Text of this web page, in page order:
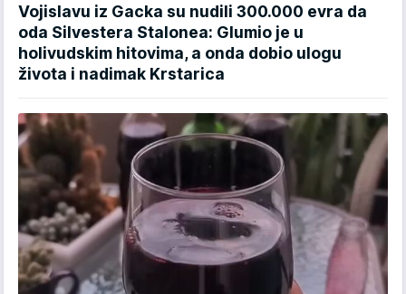
Vojislavu iz Gacka su nudili 300.000 evra da
oda Silvestera Stalonea: Glumio je u
holivudskim hitovima, a onda dobio ulogu
života i nadimak Krstarica